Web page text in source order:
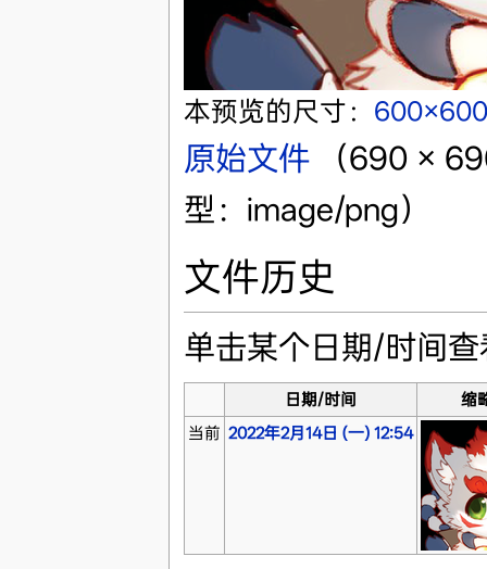
本预览的尺寸：
原始文件‎
（690 ×
型：image/png）
文件历史
单击某个日期/时间
日期/时间
缩
当前 2022年2月14日 (一) 12:54